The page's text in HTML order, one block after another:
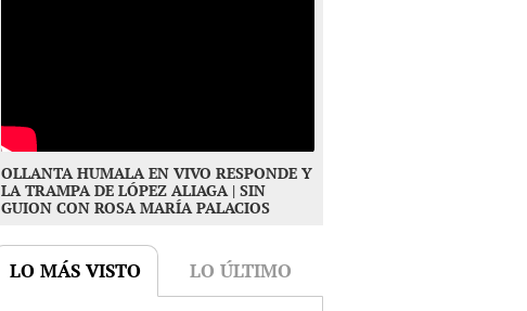
OLLANTA HUMALA EN VIVO RESPONDE Y
LA TRAMPA DE LÓPEZ ALIAGA | SIN
GUION CON ROSA MARÍA PALACIOS
LO MÁS VISTO LO ÚLTIMO